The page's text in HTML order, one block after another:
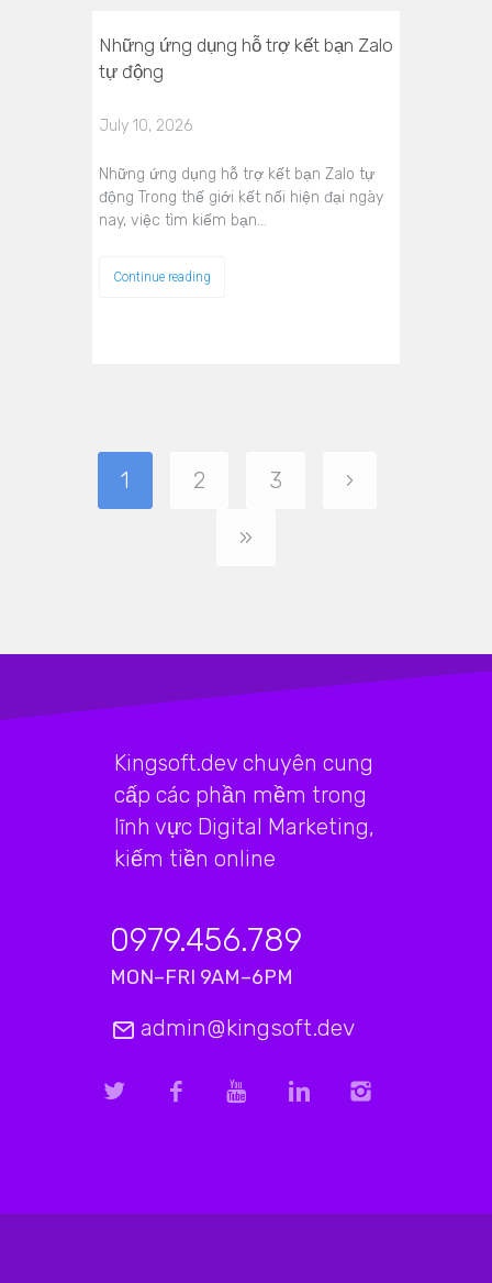
Những ứng dụng hỗ trợ kết bạn Zalo
tự động
July 10, 2026
Những ứng dụng hỗ trợ kết bạn Zalo tự
động Trong thế giới kết nối hiện đại ngày
nay, việc tìm kiếm bạn…
Continue reading
1 2 3 ›
»
Kingsoft.dev chuyên cung
cấp các phần mềm trong
lĩnh vực Digital Marketing,
kiếm tiền online
0979.456.789
MON–FRI 9AM–6PM
admin@kingsoft.dev